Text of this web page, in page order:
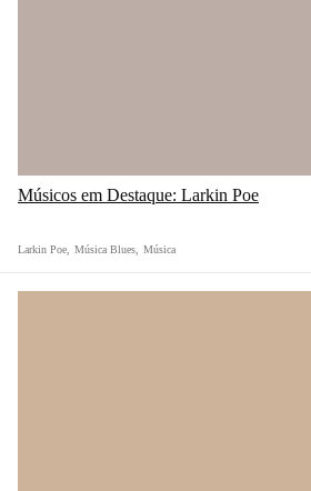
Músicos em Destaque: Larkin Poe
Larkin Poe Música Blues Música